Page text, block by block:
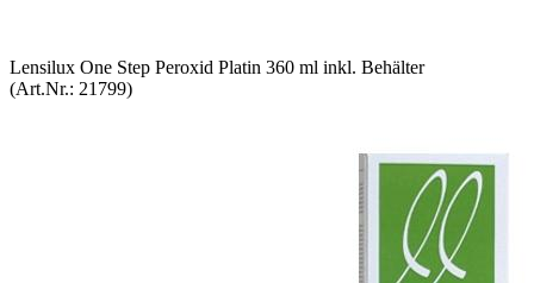
Len­si­lux One Step Per­oxid Pla­tin 360 ml inkl. Be­häl­ter
(Art.Nr.: 21799)